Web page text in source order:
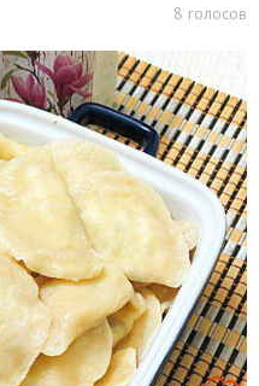
8 голосов